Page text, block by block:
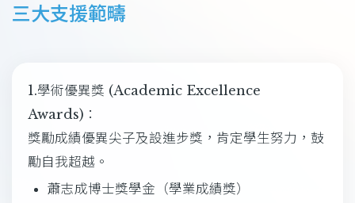
三大支援範疇
1.學術優異獎 (Academic Excellence
Awards)：
獎勵成績優異尖子及設進步獎，肯定學生努力，鼓
勵自我超越。
蕭志成博士獎學金（學業成績獎）